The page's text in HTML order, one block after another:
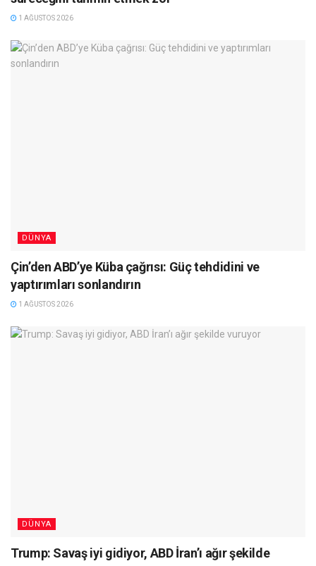
1 AĞUSTOS 2026
DÜNYA
Çin’den ABD’ye Küba çağrısı: Güç tehdidini ve
yaptırımları sonlandırın
1 AĞUSTOS 2026
DÜNYA
Trump: Savaş iyi gidiyor, ABD İran’ı ağır şekilde